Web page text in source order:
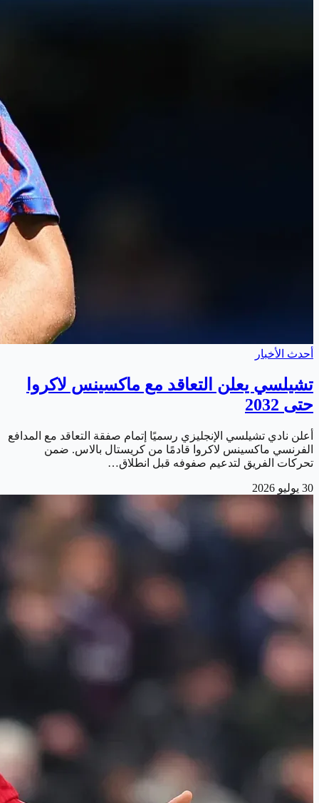
أحدث الأخبار
تشيلسي يعلن التعاقد مع ماكسينس لاكروا
حتى 2032
أعلن نادي تشيلسي الإنجليزي رسميًا إتمام صفقة التعاقد مع المدافع
الفرنسي ماكسينس لاكروا قادمًا من كريستال بالاس. ضمن
تحركات الفريق لتدعيم صفوفه قبل انطلاق…
30 يوليو 2026